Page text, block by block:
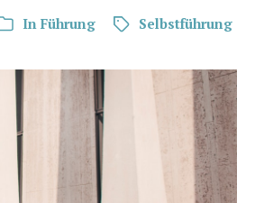
In Führung Selbstführung